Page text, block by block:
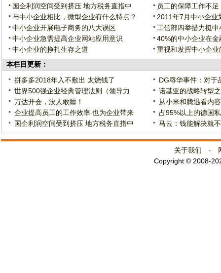
国企利润空间受到挤压 地方税务直指中
员工的保障工作不
与中小企业相比，微型企业有什么特点？
2011年7月中小企业
中小企业开展电子商务的八大误区
工信部四举措力挺
中小企业急需提高企业网站应用意识
40%的中小企业在
中小企业的挣扎生存之道
重视和发挥中小企业
本栏目更新：
拼多多2018年入不敷出 太烧钱了
DG辱华事件：对于
世界500强企业经典管理法则（领导力
诺基亚的战略转型
万达开会，没人敢睡！
从小米和腾迅看内
企业提高员工的工作效率 也为企业带来
占95%以上的德国
国企利润空间受到挤压 地方税务直指中
马云：钱能解决就
关于我们 -
Copyright © 2008-